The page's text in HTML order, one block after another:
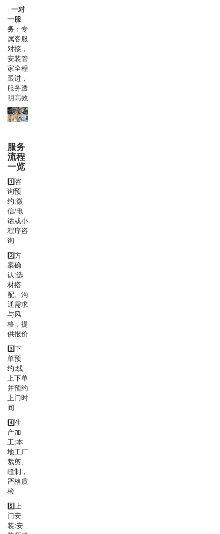
· 一对
一服
务 ：专
属客服
对接，
安装管
家全程
跟进，
服务透
明高效
服务
流程
一览
1️⃣咨
询预
约:微
信/电
话或小
程序咨
询
2️⃣方
案确
认:选
材搭
配、沟
通需求
与风
格，提
供报价
3️⃣下
单预
约:线
上下单
并预约
上门时
间
4️⃣生
产加
工:本
地工厂
裁剪、
缝制，
严格质
检
5️⃣上
门安
装:安